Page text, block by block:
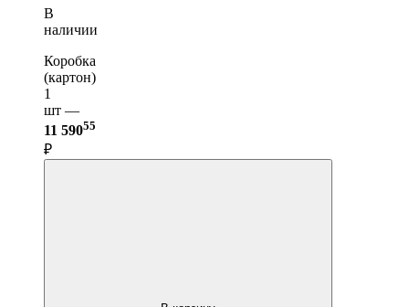
В
наличии
Коробка
(картон)
1
шт —
11 59055
₽